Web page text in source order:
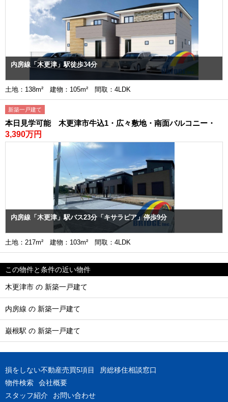
内房線「木更津」駅徒歩34分
土地：138m² 建物：105m² 間取：4LDK
新築一戸建て
本日見学可能 木更津市牛込1・広々敷地・南面バルコニー・
3,390万円
内房線「木更津」駅バス23分「キサラピア」停歩9分
土地：217m² 建物：103m² 間取：4LDK
この物件と条件の近い物件
木更津市 の 新築一戸建て
内房線 の 新築一戸建て
巌根駅 の 新築一戸建て
損をしない不動産売買5項目
房総移住相談窓口
物件検索
会社概要
スタッフ紹介
お問い合わせ